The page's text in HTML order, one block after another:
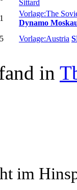
Sittard
Vorlage:The
Dynamo
Vorlage:Austria
in
im